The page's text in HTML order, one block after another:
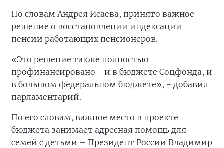
По словам Андрея Исаева, принято важное
решение о восстановлении индексации
пенсии работающих пенсионеров.
«Это решение также полностью
профинансировано - и в бюджете Соцфонда, и
в большом федеральном бюджете», - добавил
парламентарий.
По его словам, важное место в проекте
бюджета занимает адресная помощь для
семей с детьми – Президент России Владимир